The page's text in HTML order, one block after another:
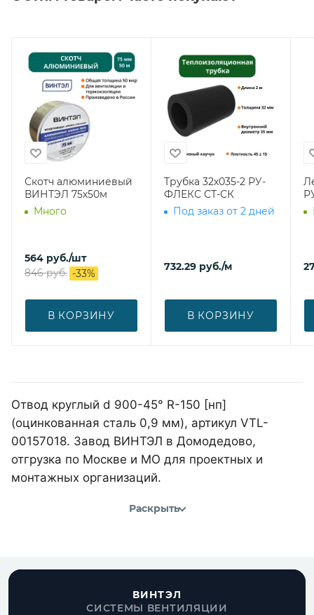
Скотч алюминиевый
ВИНТЭЛ 75х50м
Много
564 руб./шт
846руб. -33%
В КОРЗИНУ
Трубка 32х035-2 РУ-
ФЛЕКС СТ-СК
Под заказ от 2 дней
732.29 руб./м
В КОРЗИНУ
Отвод круглый d 900-45° R-150 [нп]
(оцинкованная сталь 0,9 мм), артикул VTL-
00157018. Завод ВИНТЭЛ в Домодедово,
отгрузка по Москве и МО для проектных и
монтажных организаций.
Раскрыть
ВИНТЭЛ
СИСТЕМЫ ВЕНТИЛЯЦИИ